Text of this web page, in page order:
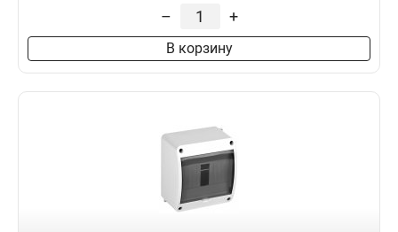
– +
В корзину